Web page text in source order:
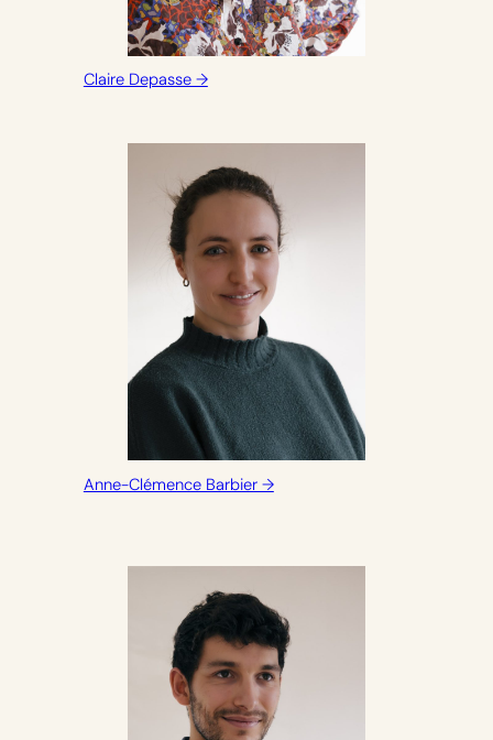
Claire Depasse →
Anne-Clémence Barbier →